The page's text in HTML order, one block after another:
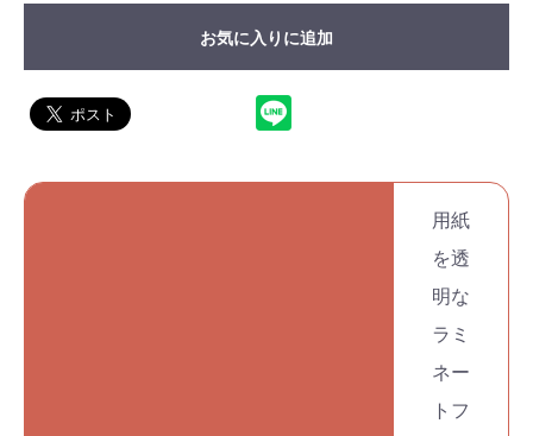
お気に入りに追加
用紙
を透
明な
ラミ
ネー
トフ